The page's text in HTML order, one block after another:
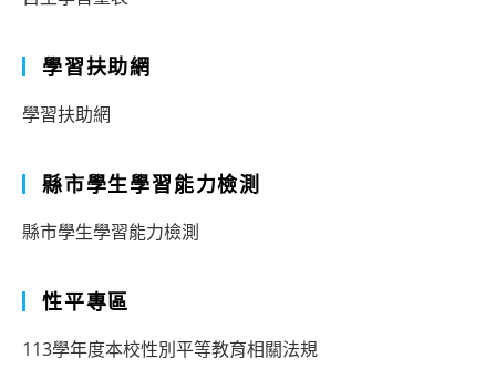
學習扶助網
學習扶助網
縣市學生學習能力檢測
縣市學生學習能力檢測
性平專區
113學年度本校性別平等教育相關法規